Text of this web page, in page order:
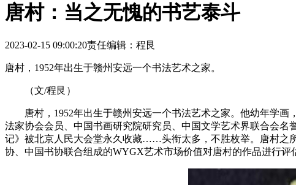
唐村：当之无愧的书艺泰斗
2023-02-15 09:00:20责任编辑：程艮
唐村，1952年出生于赣州安远一个书法艺术之家。
（文/程艮）
唐村，1952年出生于赣州安远一个书法艺术之家。他幼年学
法家协会会员、中国书画研究院研究员、中国文学艺术界联合会名
记》被北京人民大会堂永久收藏……头衔太多，不胜枚举。唐村之
协、中国书协联合组成的WYGX艺术市场价值对唐村的作品进行评